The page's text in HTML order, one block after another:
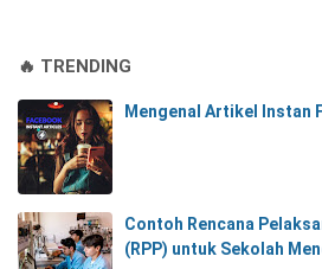
🔥 TRENDING
Mengenal Artikel Instan
Contoh Rencana
(RPP) untuk Sekolah